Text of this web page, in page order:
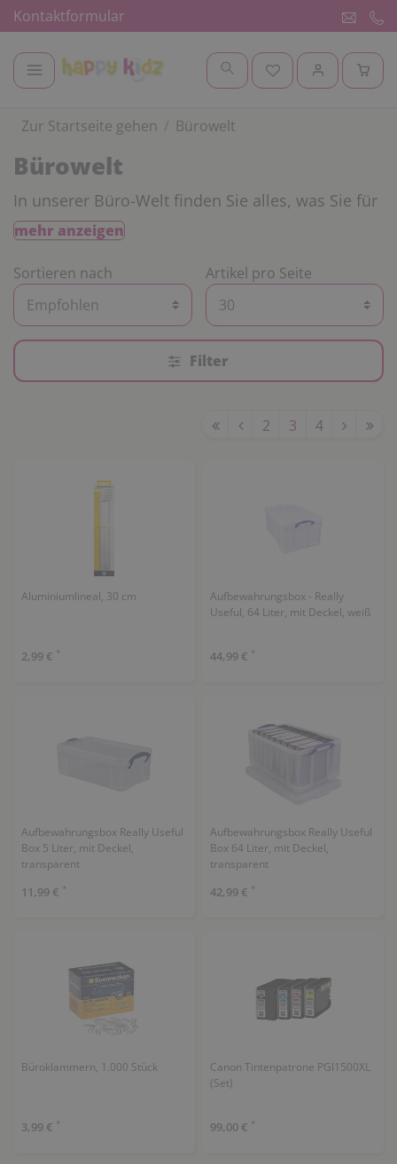
Kontaktformular
Zur Startseite gehen Bürowelt
Bürowelt
In unserer Büro-Welt finden Sie alles, was Sie für
eine gut organisierte Arbeitsumgebung in Kita,
Tagespflege oder Schule brauchen. Wir
unterstützen Sie dabei, Abläufe zu strukturieren,
den Überblick zu behalten und den
pädagogischen Alltag effizient zu gestalten.
Mit passenden Materialien für Planung,
Organisation und Dokumentation sorgen wir
dafür, dass Sie im Hintergrund gut aufgestellt
mehr anzeigen
Sortieren nach Artikel pro Seite
Filter
2 3 4
Aluminiumlineal, 30 cm
2,99 € *
Aufbewahrungsbox - Really
Useful, 64 Liter, mit Deckel, weiß
44,99 € *
Aufbewahrungsbox Really Useful
Box 5 Liter, mit Deckel,
transparent
11,99 € *
Aufbewahrungsbox Really Useful
Box 64 Liter, mit Deckel,
transparent
42,99 € *
Büroklammern, 1.000 Stück
3,99 € *
Canon Tintenpatrone PGI1500XL
(Set)
99,00 € *